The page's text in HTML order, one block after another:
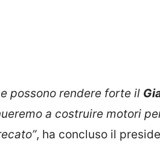
possono rendere forte il
a costruire motori
, ha concluso il